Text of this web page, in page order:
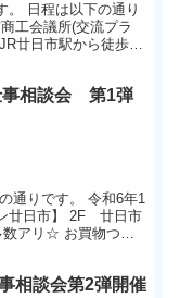
。 日程は以下の通り
工会議所(交流プラ
廿日市駅から徒歩約
相談会 第1弾
通りです。 令和6年1
廿日市】 2F 廿日市
数アリ☆ お買物つい
相談会第2弾開催